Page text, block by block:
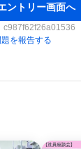
ントリー画面へ
c987f62f26a01536
題を報告する